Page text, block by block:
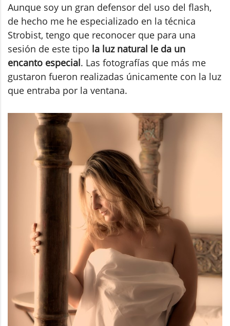
Aunque soy un gran defensor del uso del flash,
de hecho me he especializado en la técnica
Strobist, tengo que reconocer que para una
sesión de este tipo la luz natural le da un
encanto especial. Las fotografías que más me
gustaron fueron realizadas únicamente con la luz
que entraba por la ventana.